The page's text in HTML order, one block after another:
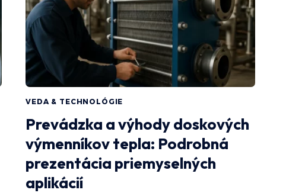
VEDA & TECHNOLÓGIE
Prevádzka a výhody doskových
výmenníkov tepla: Podrobná
prezentácia priemyselných
aplikácií